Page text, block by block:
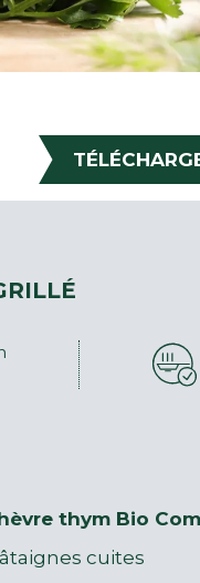
thym Bio
cuites